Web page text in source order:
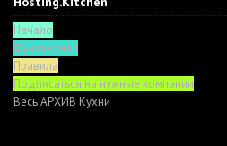
Начало
Функционал
Правила
Подписаться на нужные компании
Весь АРХИВ Кухни